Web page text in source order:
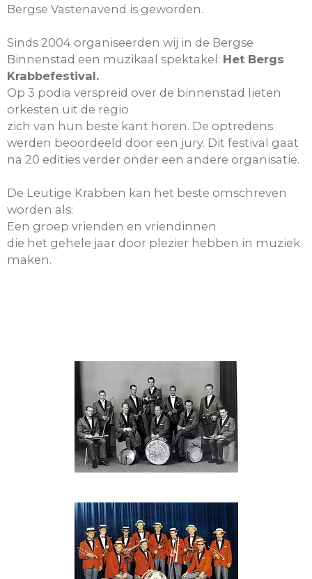
Bergse Vastenavend is geworden.
Sinds 2004 organiseerden wij in de Bergse
Binnenstad een muzikaal spektakel: Het Bergs
Krabbefestival.
Op 3 podia verspreid over de binnenstad lieten
orkesten uit de regio
zich van hun beste kant horen. De optredens
werden beoordeeld door een jury. Dit festival gaat
na 20 edities verder onder een andere organisatie.
De Leutige Krabben kan het beste omschreven
worden als:
Een groep vrienden en vriendinnen
die het gehele jaar door plezier hebben in muziek
maken.